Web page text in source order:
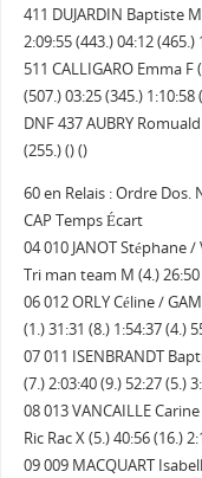
411 DUJARDIN Baptiste
2:09:55 (443.) 04:12 (465.)
511 CALLIGARO Emma F
(507.) 03:25 (345.) 1:10:58
DNF 437 AUBRY
(255.) () ()
60 en Relais : Ordre Dos.
CAP Temps Écart
04 010 JANOT Stéphane /
Tri man team M (4.) 26:50
06 012 ORLY Céline /
(1.) 31:31 (8.) 1:54:37 (4.)
07 011 ISENBRANDT
(7.) 2:03:40 (9.) 52:27 (5.)
08 013 VANCAILLE
Ric Rac X (5.) 40:56 (16.)
09 009 MACQUART